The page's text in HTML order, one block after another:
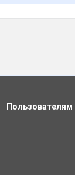
Пользователям